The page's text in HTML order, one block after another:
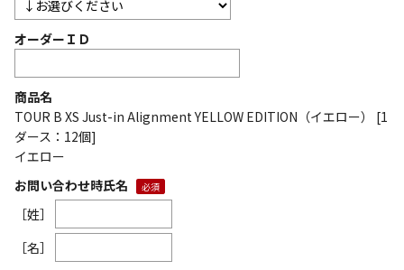
オーダーＩＤ
商品名
TOUR B XS Just-in Alignment YELLOW EDITION（イエロー） [1
ダース：12個]
イエロー
お問い合わせ時氏名
［姓］
［名］